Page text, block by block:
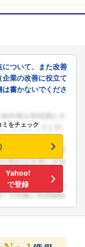
ついて、また改善
業の改善に役立て
書かないでくださ
をチェック
Yahoo!
で登録